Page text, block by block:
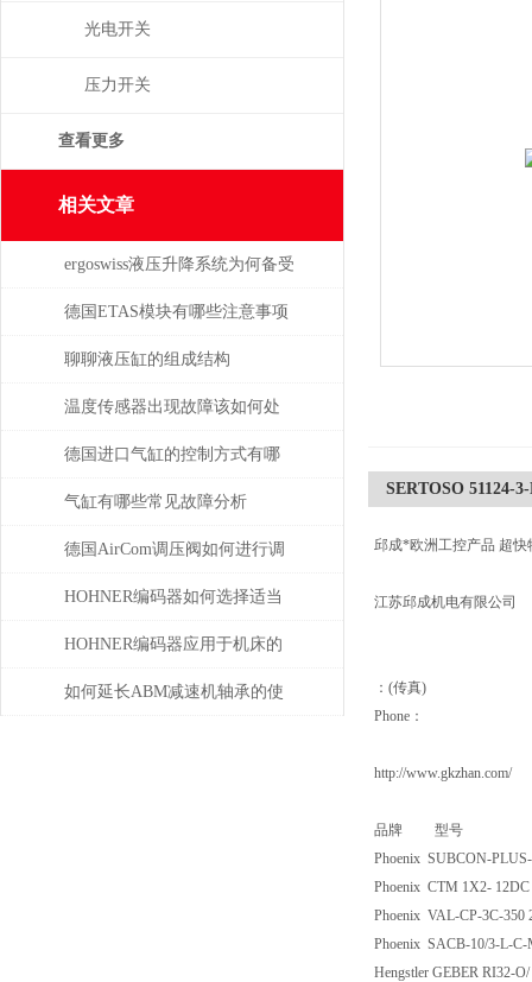
光电开关
压力开关
查看更多
相关文章
ergoswiss液压升降系统为何备受
青睐？
德国ETAS模块有哪些注意事项
聊聊液压缸的组成结构
温度传感器出现故障该如何处
理
德国进口气缸的控制方式有哪
些？
气缸有哪些常见故障分析
德国AirCom调压阀如何进行调
压，一分钟了解！
HOHNER编码器如何选择适当
的分辨率？
HOHNER编码器应用于机床的
位移测量和主轴控制
如何延长ABM减速机轴承的使
SERTOSO 51124-
邱成*欧洲工控产品 超
江苏邱成机电有限公司
：(传真)
Phone：
http://www.gkzhan.com/
品牌 型号
Phoenix SUBCON-
Phoenix CTM 1X2- 12DC
Phoenix VAL-CP-3C-350
Phoenix SACB-10/3-L-C-
Hengstler GEBER RI32-